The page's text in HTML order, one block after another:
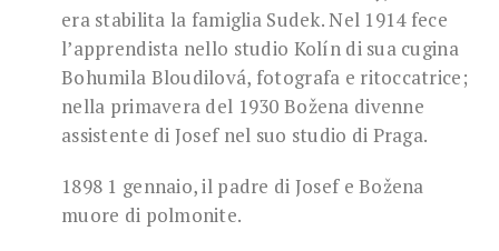
era stabilita la famiglia Sudek. Nel 1914 fece
l’apprendista nello studio Kolín di sua cugina
Bohumila Bloudilová, fotografa e ritoccatrice;
nella primavera del 1930 Božena divenne
assistente di Josef nel suo studio di Praga.
1898 1 gennaio, il padre di Josef e Božena
muore di polmonite.